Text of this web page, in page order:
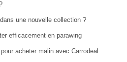
une nouvelle collection ?
efficacement en parawing
acheter malin avec Carrodeal